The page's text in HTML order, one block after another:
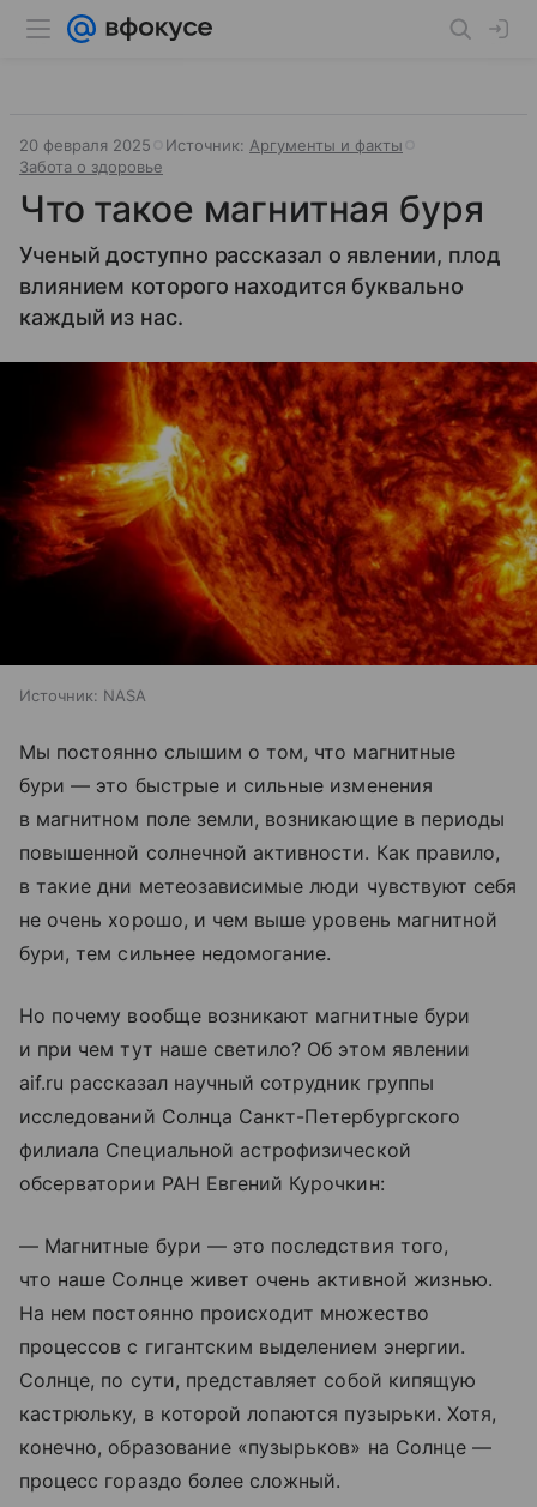
20 февраля 2025 Источник: Аргументы и факты
Забота о здоровье
Что такое магнитная буря
Ученый доступно рассказал о явлении, плод
влиянием которого находится буквально
каждый из нас.
Источник: NASA
Мы постоянно слышим о том, что магнитные
бури — это быстрые и сильные изменения
в магнитном поле земли, возникающие в периоды
повышенной солнечной активности. Как правило,
в такие дни метеозависимые люди чувствуют себя
не очень хорошо, и чем выше уровень магнитной
бури, тем сильнее недомогание.
Но почему вообще возникают магнитные бури
и при чем тут наше светило? Об этом явлении
aif.ru рассказал научный сотрудник группы
исследований Солнца Санкт-Петербургского
филиала Специальной астрофизической
обсерватории РАН Евгений Курочкин:
— Магнитные бури — это последствия того,
что наше Солнце живет очень активной жизнью.
На нем постоянно происходит множество
процессов с гигантским выделением энергии.
Солнце, по сути, представляет собой кипящую
кастрюльку, в которой лопаются пузырьки. Хотя,
конечно, образование «пузырьков» на Солнце —
процесс гораздо более сложный.